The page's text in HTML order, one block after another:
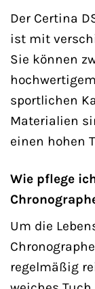
Der Certina
ist mit
Sie können
sportlichen
Materialien
einen hohen
Wie pflege
Um die
regelmäßig